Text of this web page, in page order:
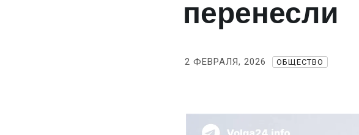
перенесли
2 ФЕВРАЛЯ, 2026 ОБЩЕСТВО